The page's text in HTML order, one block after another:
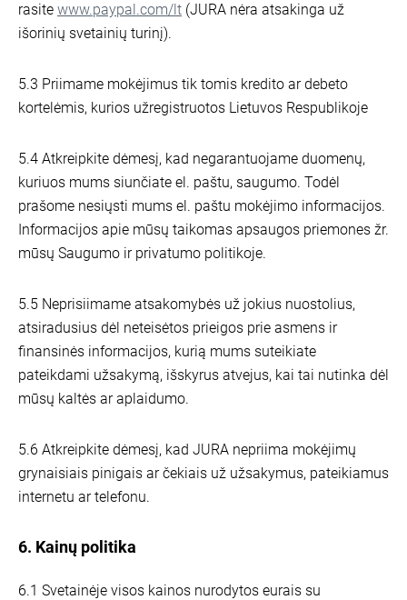
rasite www.paypal.com/lt (JURA nėra atsakinga už
išorinių svetainių turinį).
5.3 Priimame mokėjimus tik tomis kredito ar debeto
kortelėmis, kurios užregistruotos Lietuvos Respublikoje
5.4 Atkreipkite dėmesį, kad negarantuojame duomenų,
kuriuos mums siunčiate el. paštu, saugumo. Todėl
prašome nesiųsti mums el. paštu mokėjimo informacijos.
Informacijos apie mūsų taikomas apsaugos priemones žr.
mūsų Saugumo ir privatumo politikoje.
5.5 Neprisiimame atsakomybės už jokius nuostolius,
atsiradusius dėl neteisėtos prieigos prie asmens ir
finansinės informacijos, kurią mums suteikiate
pateikdami užsakymą, išskyrus atvejus, kai tai nutinka dėl
mūsų kaltės ar aplaidumo.
5.6 Atkreipkite dėmesį, kad JURA nepriima mokėjimų
grynaisiais pinigais ar čekiais už užsakymus, pateikiamus
internetu ar telefonu.
6. Kainų politika
6.1 Svetainėje visos kainos nurodytos eurais su